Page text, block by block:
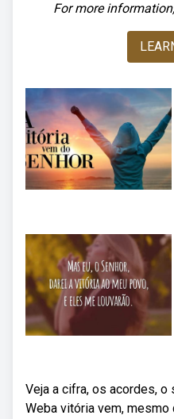
For more
Veja a cifra, os acordes, o
Weba vitória vem,